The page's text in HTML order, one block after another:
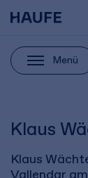
Menü
Klaus
Klaus
Vallendar